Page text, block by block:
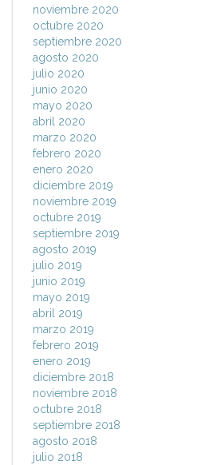
noviembre 2020
octubre 2020
septiembre 2020
agosto 2020
julio 2020
junio 2020
mayo 2020
abril 2020
marzo 2020
febrero 2020
enero 2020
diciembre 2019
noviembre 2019
octubre 2019
septiembre 2019
agosto 2019
julio 2019
junio 2019
mayo 2019
abril 2019
marzo 2019
febrero 2019
enero 2019
diciembre 2018
noviembre 2018
octubre 2018
septiembre 2018
agosto 2018
julio 2018